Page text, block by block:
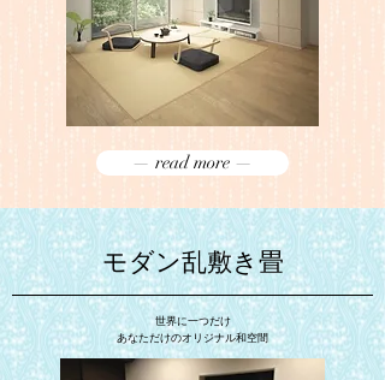
— read more —
モダン乱敷き畳
世界に一つだけ
あなただけのオリジナル和空間